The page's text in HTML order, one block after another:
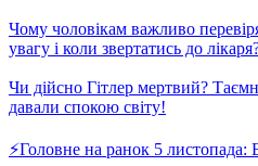
Замовити чоловіка, дружину або